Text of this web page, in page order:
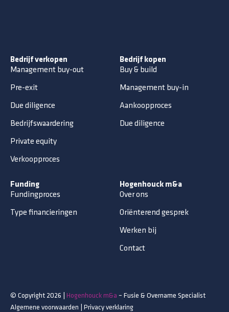
Bedrijf verkopen
Management buy-out
Pre-exit
Due diligence
Bedrijfswaardering
Private equity
Verkoopproces
Bedrijf kopen
Buy & build
Management buy-in
Aankoopproces
Due diligence
Funding
Fundingproces
Type financieringen
Hogenhouck m&a
Over ons
Oriënterend gesprek
Werken bij
Contact
© Copyright 2026 | Hogenhouck m&a – Fusie & Overname Specialist
Algemene voorwaarden
Privacy verklaring